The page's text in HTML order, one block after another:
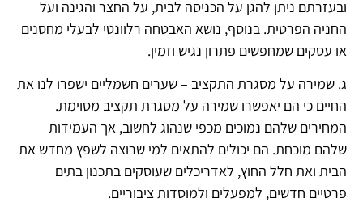
ובעזרתם ניתן להגן על הכניסה לבית, על החצר והגינה ועל
החניה הפרטית. בנוסף, נושא האבטחה רלוונטי לבעלי מחסנים
או עסקים שמחפשים פתרון נגיש וזמין.
ג. שמירה על מסגרת התקציב –שערים חשמליים ישפרו לנו את
החיים כי הם יאפשרו שמירה על מסגרת תקציב מסוימת.
המחירים שלהם נמוכים מכפי שנהוג לחשוב, אך העמידות
שלהם מוכחת. הם יכולים להתאים למי שרוצה לשפץ מחדש את
הבית ואת חלל החוץ, לאדריכלים שעוסקים בתכנון בתים
פרטיים חדשים, למפעלים ולמוסדות ציבוריים.